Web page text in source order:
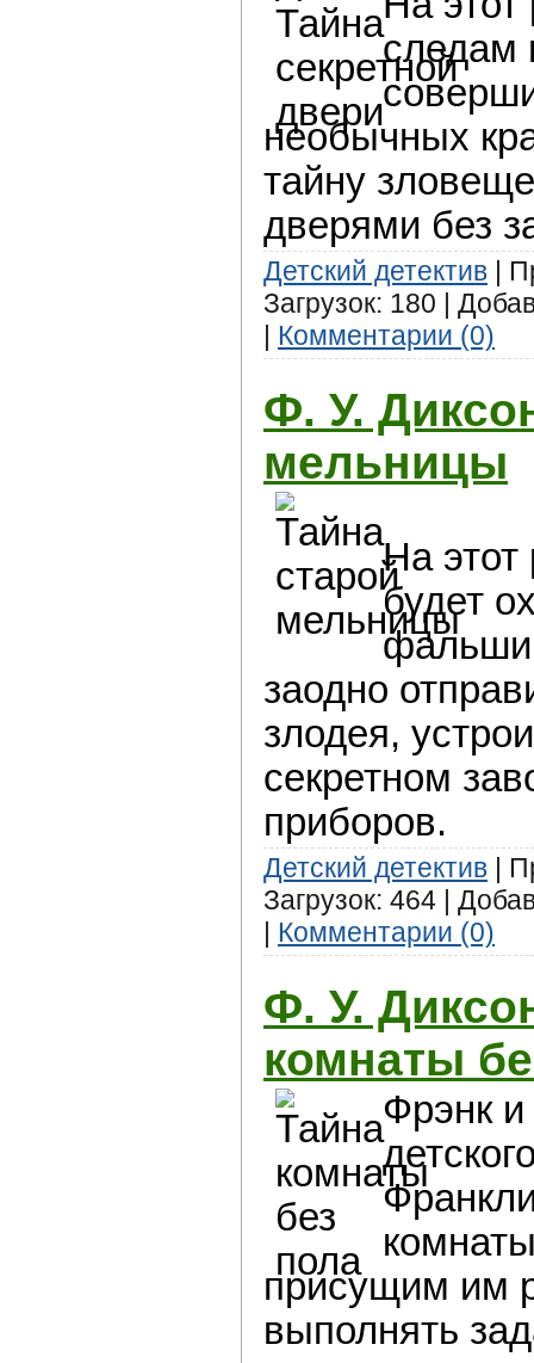
следам
необычных
тайну
дверями без
Детский детектив |
Загрузок: 180 |
| Комментарии (0)
Ф. У.
мельницы
На этот
будет
заодно
злодея,
секретном
приборов.
Детский детектив |
Загрузок: 464 |
| Комментарии (0)
Ф. У.
комнаты
Фрэнк
присущим им
выполнять